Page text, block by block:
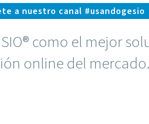
a nuestro canal #usandogesio
como el mejor
online del mercado.